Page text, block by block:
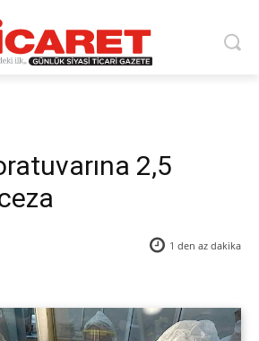
2,5
1 den az dakika